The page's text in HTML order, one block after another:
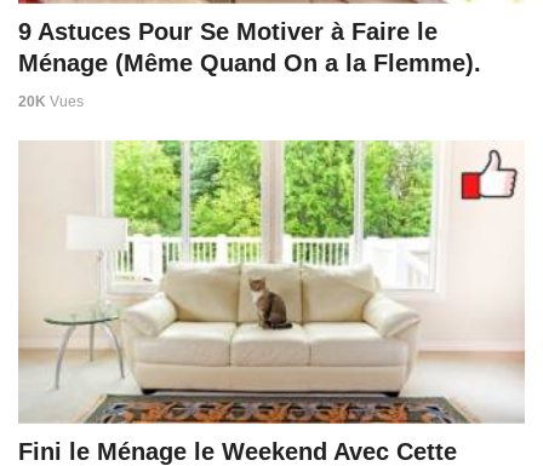
9 Astuces Pour Se Motiver à Faire le
Ménage (Même Quand On a la Flemme).
20K Vues
Fini le Ménage le Weekend Avec Cette